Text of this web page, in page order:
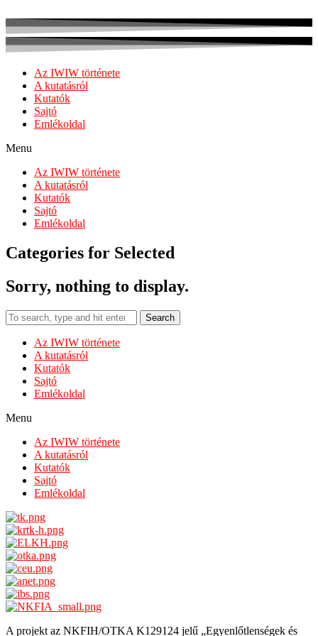
Az IWIW története
A kutatásról
Kutatók
Sajtó
Emlékoldal
Menu
Az IWIW története
A kutatásról
Kutatók
Sajtó
Emlékoldal
Categories for Selected
Sorry, nothing to display.
Search
Az IWIW története
A kutatásról
Kutatók
Sajtó
Emlékoldal
Menu
Az IWIW története
A kutatásról
Kutatók
Sajtó
Emlékoldal
A projekt az NKFIH/OTKA K129124 jelű „Egyenlőtlenségek és